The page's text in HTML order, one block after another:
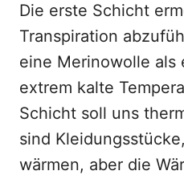
Die erste Schicht
Transpiration
eine Merinowolle als
extrem kalte
Schicht soll uns
sind
wärmen, aber die